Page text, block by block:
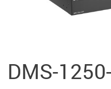
DMS-